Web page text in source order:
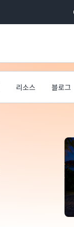
리소스 블로그